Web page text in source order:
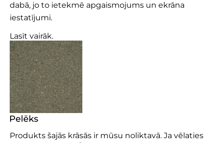
dabā, jo to ietekmē apgaismojums un ekrāna
iestatījumi.
Lasīt vairāk.
Pelēks
Produkts šajās krāsās ir mūsu noliktavā. Ja vēlaties